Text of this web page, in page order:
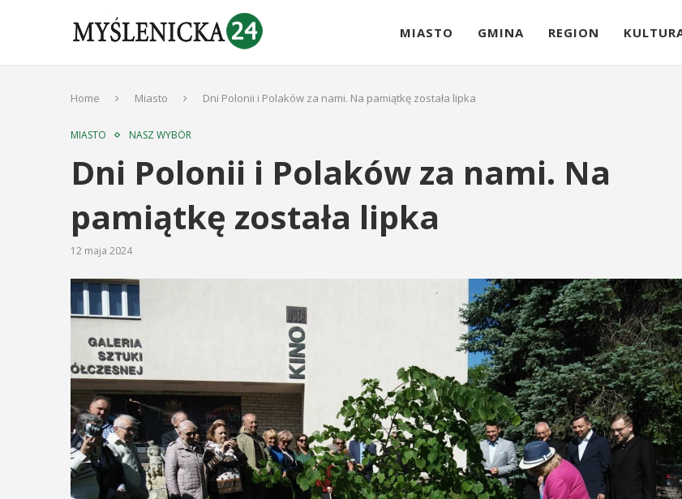
MIASTO GMINA REGION
Home Miasto Dni Polonii i Polaków za nami. Na pamiątkę została lipka
MIASTO NASZ WYBÓR
Dni Polonii i Polaków za nami. Na
pamiątkę została lipka
12 maja 2024